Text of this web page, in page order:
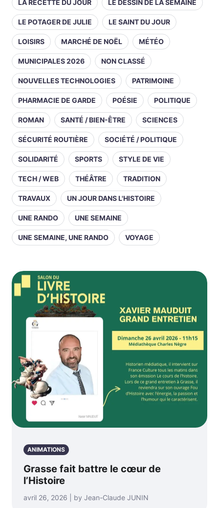
LA RECETTE DU JOUR LE DESSIN DE LA SEMAINE
LE POTAGER DE JULIE LE SAINT DU JOUR
LOISIRS MARCHÉ DE NOËL MÉTÉO
MUNICIPALES 2026 NON CLASSÉ
NOUVELLES TECHNOLOGIES PATRIMOINE
PHARMACIE DE GARDE POÉSIE POLITIQUE
ROMAN SANTÉ / BIEN-ÊTRE SCIENCES
SÉCURITÉ ROUTIÈRE SOCIÉTÉ / POLITIQUE
SOLIDARITÉ SPORTS STYLE DE VIE
TECH / WEB THÉÂTRE TRADITION
TRAVAUX UN JOUR DANS L'HISTOIRE
UNE RANDO UNE SEMAINE
UNE SEMAINE, UNE RANDO VOYAGE
ANIMATIONS
Grasse fait battre le cœur de
l’Histoire
avril 26, 2026 | by Jean-Claude JUNIN